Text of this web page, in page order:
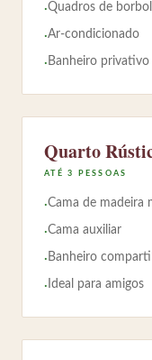
·Quadros de
·Ar-condicionado
· Banheiro privativo
Quarto
ATÉ 3 PESSOAS
·Cama de madeira
·Cama auxiliar
· Banheiro
· Ideal para amigos